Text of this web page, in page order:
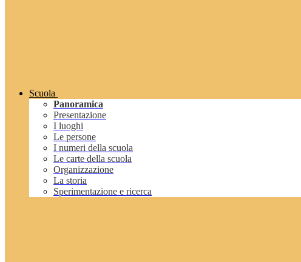
Scuola
Panoramica
Presentazione
I luoghi
Le persone
I numeri della scuola
Le carte della scuola
Organizzazione
La storia
Sperimentazione e ricerca